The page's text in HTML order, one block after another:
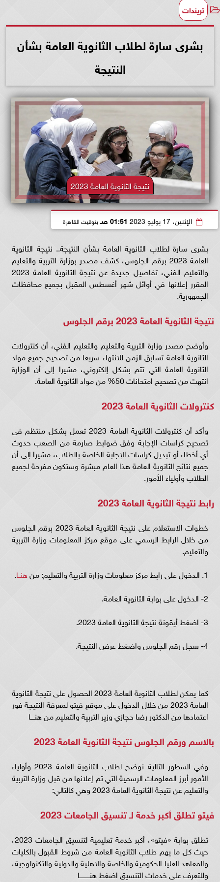
تريندات
بشرى سارة لطلاب الثانوية العامة بشأن
النتيجة
نتيجة الثانوية العامة 2023
الإثنين، 17 يوليو 2023 01:51 صـ بتوقيت القاهرة
بشرى سارة لطلاب الثانوية العامة بشأن النتيجة.. نتيجة الثانوية
العامة 2023 برقم الجلوس، كشف مصدر بوزارة التربية والتعليم
والتعليم الفني، تفاصيل جديدة عن نتيجة الثانوية العامة 2023
المقرر إعلانها في أوائل شهر أغسطس المقبل بجميع محافظات
الجمهورية.
نتيجة الثانوية العامة 2023 برقم الجلوس
وأوضح مصدر وزارة التربية والتعليم والتعليم الفني، أن كنترولات
الثانوية العامة تسابق الزمن للانتهاء سريعا من تصحيح جميع مواد
الثانوية العامة التي تتم بشكل إلكتروني، مشيرا إلى أن الوزارة
انتهت من تصحيح امتحانات 50% من مواد الثانوية العامة.
كنترولات الثانوية العامة 2023
وأكد أن كنترولات الثانوية العامة 2023 تعمل بشكل منتظم فى
تصحيح كراسات الإجابة وفق ضوابط صارمة من الصعب حدوث
أي أخطاء أو تبديل كراسات الإجابة الخاصة بالطلاب، مشيرا إلى أن
جميع نتائج الثانوية العامة هذا العام مبشرة وستكون مفرحة لجميع
الطلاب وأولياء الأمور.
رابط نتيجة الثانوية العامة 2023
خطوات الاستعلام على نتيجة الثانوية العامة 2023 برقم الجلوس
من خلال الرابط الرسمي على موقع مركز المعلومات وزارة التربية
والتعليم.
1. الدخول على رابط مركز معلومات وزارة التربية والتعليم: من
هنــا.
2- الدخول على بوابة الثانوية العامة.
3- اضغط أيقونة نتيجة الثانوية العامة 2023.
4- سجل رقم الجلوس واضغط عرض النتيجة.
كما يمكن لطلاب الثانوية العامة 2023 الحصول على نتيجة الثانوية
العامة 2023 من خلال الدخول على موقع فيتو لمعرفة النتيجة فور
اعتمادها من الدكتور رضا حجازي وزير التربية والتعليم من هنــــا
بالاسم ورقم الجلوس نتيجة الثانوية العامة 2023
وفي السطور التالية نوضح لطلاب الثانوية العامة 2023 وأولياء
الأمور أبرز المعلومات الرسمية التي تم إعلانها من قبل وزارة التربية
والتعليم عن نتيجة الثانوية العامة 2023 وهي كالتالي:
فيتو تطلق أكبر خدمة لـ تنسيق الجامعات 2023
تطلق بوابة «فيتو»، أكبر خدمة تعليمية لتنسيق الجامعات 2023،
حيث كل ما يهم طلاب الثانوية العامة من شروط القبول بالكليات
والمعاهد العليا الحكومية والخاصة والاهلية والدولية والتكنولوجية،
وللتعرف على خدمات التنسيق اضغط هنــــــــــا